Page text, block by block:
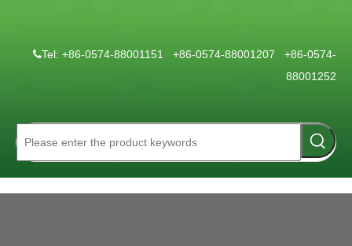
Tel: +86-0574-88001151 +86-0574-88001207 +86-0574-
88001252